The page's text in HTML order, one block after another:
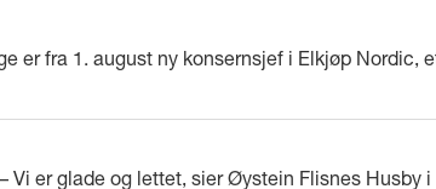
er fra 1. august ny konsernsjef i Elkjøp Nordic,
Vi er glade og lettet, sier Øystein Flisnes Husby